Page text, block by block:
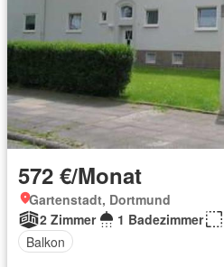
572 €/Monat
Gartenstadt, Dortmund
2 Zimmer
1 Badezimmer
Balkon